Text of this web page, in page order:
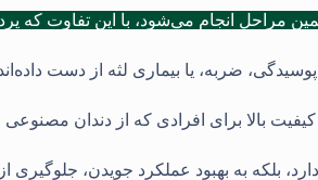
مراحل انجام می‌شود، با این تفاوت
پوسیدگی، ضربه، یا بیماری لثه از دست
بالا برای افرادی که از دندان
دارد، بلکه به بهبود عملکرد جویدن،